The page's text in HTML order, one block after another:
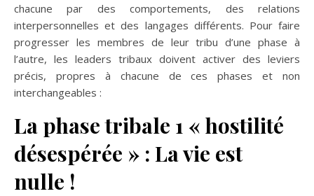
chacune par des comportements, des relations
interpersonnelles et des langages différents. Pour faire
progresser les membres de leur tribu d’une phase à
l’autre, les leaders tribaux doivent activer des leviers
précis, propres à chacune de ces phases et non
interchangeables :
La phase tribale 1 « hostilité
désespérée » : La vie est
nulle !